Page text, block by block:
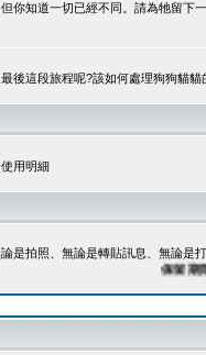
你知道一切已經不同。請為牠留下
後這段旅程呢?該如何處理狗狗貓貓
用明細
是拍照、無論是轉貼訊息、無論是
保留期限：